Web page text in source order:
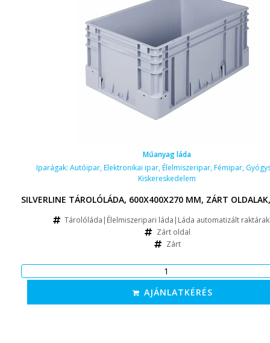
Műanyag láda
Iparágak: Autóipar,Elektronikai ipar,Élelmiszeripar,Fémipar,
Kiskereskedelem
SILVERLINE TÁROLÓLÁDA, 600X400X270 MM, ZÁRT
Tárolóláda|Élelmiszeripari láda|Láda automatizált
Zárt oldal
Zárt
AJÁNLATKÉRÉS